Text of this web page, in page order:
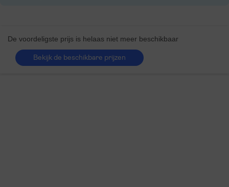
De voordeligste prijs is helaas niet meer beschikbaar
Bekijk de beschikbare prijzen